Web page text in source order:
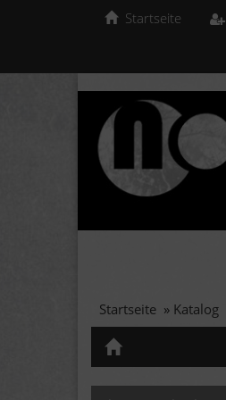
Startseite
Startseite » Katalog